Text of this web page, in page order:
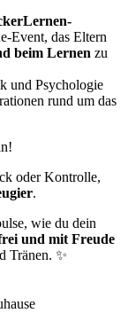
Event, das Eltern
beim Lernen zu
und Psychologie
rund um das
oder Kontrolle,
.
wie du dein
und mit Freude
Tränen. ✨